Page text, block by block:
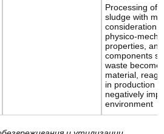
Processing of
sludge with
consideration
physico-
properties,
components
waste
material,
in production
negatively
environment